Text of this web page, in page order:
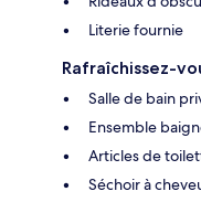
Literie fournie
Rafraîchissez-
Salle de bain
Ensemble
Articles de
Séchoir à